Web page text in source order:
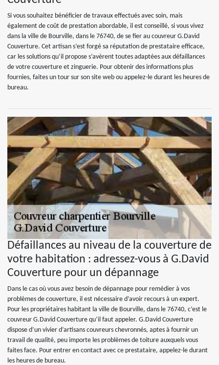
Si vous souhaitez bénéficier de travaux effectués avec soin, mais
également de coût de prestation abordable, il est conseillé, si vous vivez
dans la ville de Bourville, dans le 76740, de se fier au couvreur G.David
Couverture. Cet artisan s’est forgé sa réputation de prestataire efficace,
car les solutions qu’il propose s’avèrent toutes adaptées aux défaillances
de votre couverture et zinguerie. Pour obtenir des informations plus
fournies, faites un tour sur son site web ou appelez-le durant les heures de
bureau.
Défaillances au niveau de la couverture de
votre habitation : adressez-vous à G.David
Couverture pour un dépannage
Dans le cas où vous avez besoin de dépannage pour remédier à vos
problèmes de couverture, il est nécessaire d’avoir recours à un expert.
Pour les propriétaires habitant la ville de Bourville, dans le 76740, c’est le
couvreur G.David Couverture qu’il faut appeler. G.David Couverture
dispose d’un vivier d’artisans couvreurs chevronnés, aptes à fournir un
travail de qualité, peu importe les problèmes de toiture auxquels vous
faites face. Pour entrer en contact avec ce prestataire, appelez-le durant
les heures de bureau.